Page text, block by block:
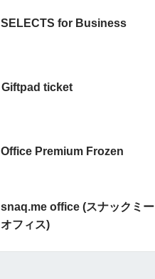
SELECTS for Business
Giftpad ticket
Office Premium Frozen
snaq.me office (スナックミー
オフィス)